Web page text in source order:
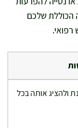
הכוללת שלכם
ולהציג אותה בכל